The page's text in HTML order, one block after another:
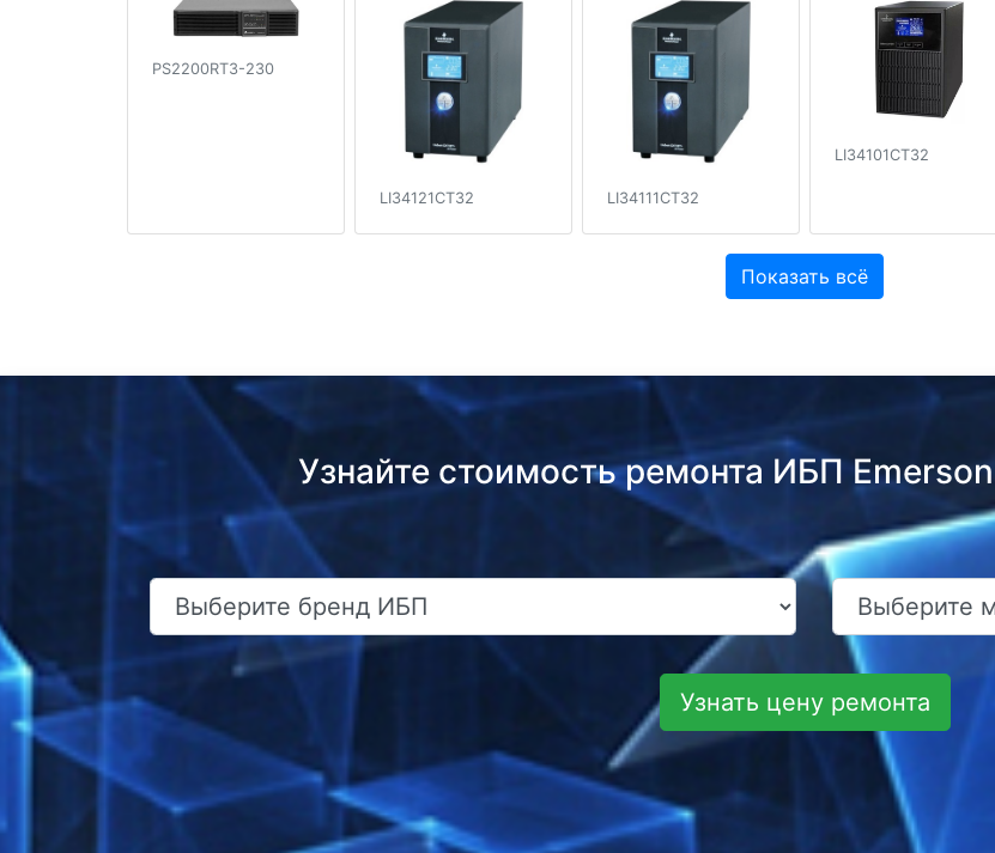
PS2200RT3-230
LI34121CT32 LI34111CT32
LI34101CT32
Показать всё
Узнайте стоимость ремонта ИБП
Узнать цену ремонта